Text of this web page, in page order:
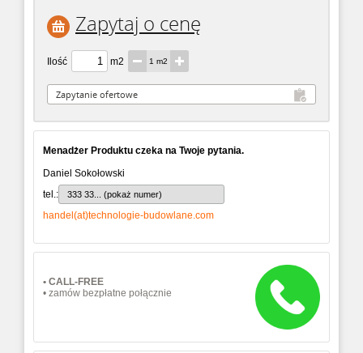
Zapytaj o cenę
Ilość m2 1 m2
Menadżer Produktu czeka na Twoje pytania.
Daniel Sokołowski
tel.:
333 33... (pokaż numer)
handel(at)technologie-budowlane.com
• CALL-FREE
• zamów bezpłatne połącznie